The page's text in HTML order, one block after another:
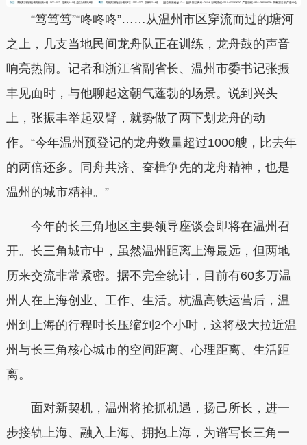
“笃笃笃”“咚咚咚”……从温州市区穿流而过的塘河
之上，几支当地民间龙舟队正在训练，龙舟鼓的声音
响亮热闹。记者和浙江省副省长、温州市委书记张振
丰见面时，与他聊起这朝气蓬勃的场景。说到兴头
上，张振丰举起双臂，就势做了两下划龙舟的动
作。“今年温州预登记的龙舟数量超过1000艘，比去年
的两倍还多。同舟共济、奋楫争先的龙舟精神，也是
温州的城市精神。”
今年的长三角地区主要领导座谈会即将在温州召
开。长三角城市中，虽然温州距离上海最远，但两地
历来交流非常紧密。据不完全统计，目前有60多万温
州人在上海创业、工作、生活。杭温高铁运营后，温
州到上海的行程时长压缩到2个小时，这将极大拉近温
州与长三角核心城市的空间距离、心理距离、生活距
离。
面对新契机，温州将抢抓机遇，扬己所长，进一
步接轨上海、融入上海、拥抱上海，为谱写长三角一